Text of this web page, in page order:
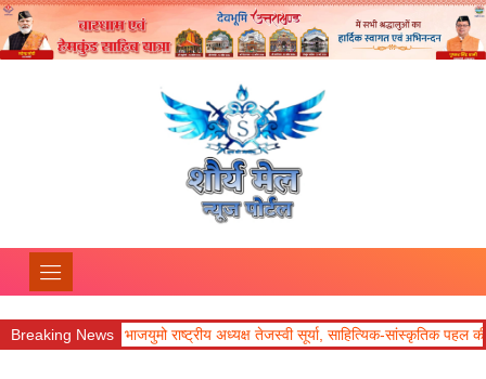
Breaking News
अध्यक्ष तेजस्वी सूर्या, साहित्यिक-सांस्कृतिक पहल की सराहना आज का राशिफल